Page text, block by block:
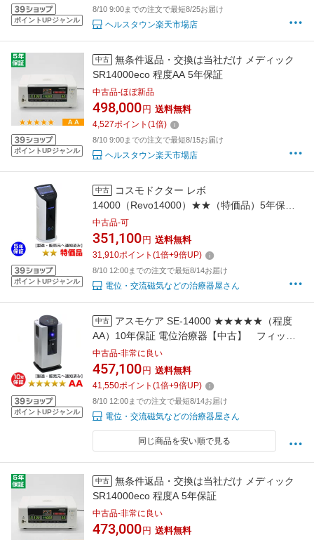
ポイントUPジャンル
8/10 9:00までの注文で最短8/25お届け
ヘルスタウン楽天市場店
ポイントUPジャンル
中古
無条件返品・交換は当社だけ メディック
SR14000eco 程度AA 5年保証
中古品-ほぼ新品
498,000 円 送料無料
4,527ポイント (1倍)
8/10 9:00までの注文で最短8/15お届け
ヘルスタウン楽天市場店
ポイントUPジャンル
中古
コスモドクター レボ
14000（Revo14000）★★（特価品）5年保証
家庭用電位治療器（Revo-5-TK） 電位テラピ
ー けんこうテーブル365 ※t．CURE
14000（ティーキュア14000）
PRESENSE（プレセンス）の前モデル※
中古品-可
351,100 円 送料無料
31,910ポイント (1倍+9倍UP)
8/10 12:00までの注文で最短8/14お届け
電位・交流磁気などの治療器屋さん
ポイントUPジャンル
中古
アスモケア SE-14000 ★★★★★（程度
AA）10年保証 電位治療器【中古】 フィット
ラボ ※低周波・電位・温熱組合せ家庭用医療機
器 アスモフルケア SAKURA RO 14000 の前
モデル
中古品-非常に良い
457,100 円 送料無料
41,550ポイント (1倍+9倍UP)
8/10 12:00までの注文で最短8/14お届け
電位・交流磁気などの治療器屋さん
同じ商品を安い順で見る
中古
無条件返品・交換は当社だけ メディック
SR14000eco 程度A 5年保証
中古品-非常に良い
473,000 円 送料無料